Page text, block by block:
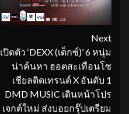
Next
เปิดตัว ‘DEXX (เด็กซ์)’ 6 หนุ่ม
น่าค้นหา ฮอตสะเทือนโซ
เชียลติดเทรนด์ X อันดับ 1
DMD MUSIC เดินหน้าโปร
เจกต์ใหม่ ส่งบอยกรุ๊ปเตรียม